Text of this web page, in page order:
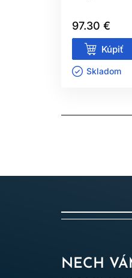
97.30 €
Kúpiť
Skladom ㅤ
NECH